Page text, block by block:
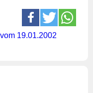
19.01.2002